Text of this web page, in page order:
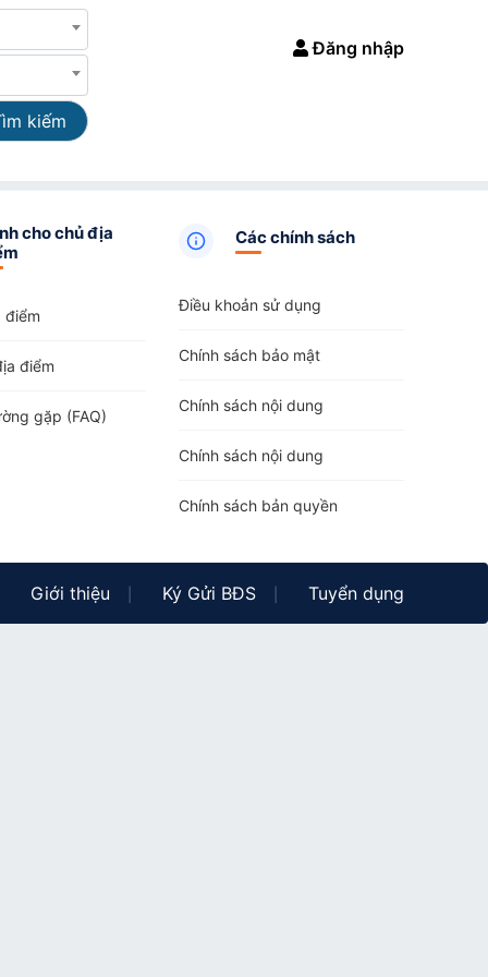
kiếm
Đăng nhập
cho chủ địa
điểm
điểm
gặp (FAQ)
Các chính sách
Điều khoản sử dụng
Chính sách bảo mật
Chính sách nội dung
Chính sách nội dung
Chính sách bản quyền
Giới thiệu Ký Gửi BĐS Tuyển dụng